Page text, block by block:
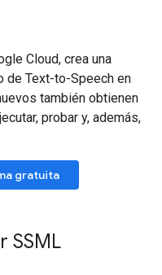
Cloud, crea una
de Text-to-Speech en
también obtienen
probar y, además,
gratuita
SSML